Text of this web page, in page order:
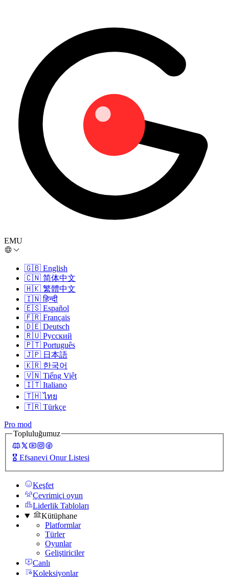
EMU
🇬🇧 English
🇨🇳 简体中文
🇭🇰 繁體中文
🇮🇳 हिन्दी
🇪🇸 Español
🇫🇷 Français
🇩🇪 Deutsch
🇷🇺 Русский
🇵🇹 Português
🇯🇵 日本語
🇰🇷 한국어
🇻🇳 Tiếng Việt
🇮🇹 Italiano
🇹🇭 ไทย
🇹🇷 Türkçe
Pro mod
Topluluğumuz
🎖️ Efsanevi Onur Listesi
Keşfet
Çevrimiçi oyun
Liderlik Tabloları
Kütüphane
Platformlar
Türler
Oyunlar
Geliştiriciler
Canlı
Koleksiyonlar